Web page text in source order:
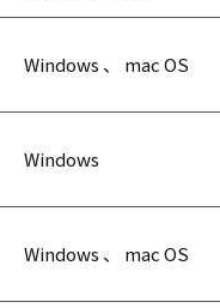
Windows 、 mac OS
Windows
Windows 、 mac OS